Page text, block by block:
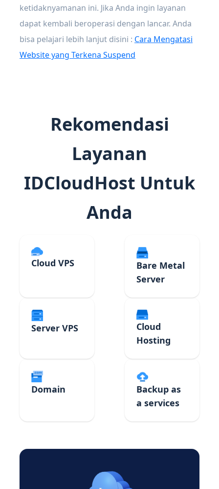
ketidaknyamanan ini. Jika Anda ingin layanan
dapat kembali beroperasi dengan lancar. Anda
bisa pelajari lebih lanjut disini : Cara Mengatasi
Website yang Terkena Suspend
Rekomendasi
Layanan
IDCloudHost Untuk
Anda
Cloud VPS
Bare Metal
Server
Server VPS
Cloud
Hosting
Domain
Backup as
a services